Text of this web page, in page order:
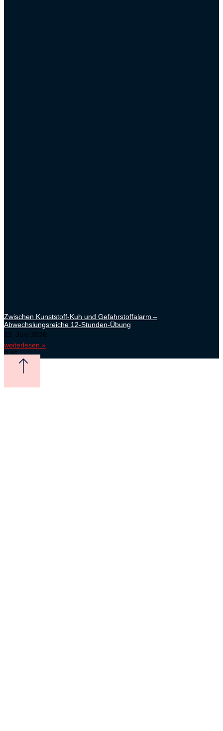
Zwischen Kunststoff-Kuh und Gefahrstoffalarm –
Abwechslungsreiche 12-Stunden-Übung
23. Juni 2026
weiterlesen »